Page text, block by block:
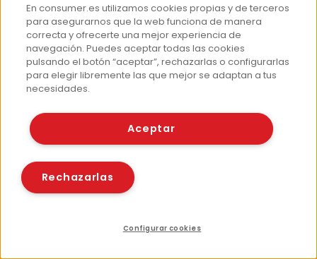
Hemeroteca
Contacto
Prensa
Corpus Lingüístico Consumer
© Fundación EROSKI
Políticas de cookies
En consumer.es utilizamos cookies propias y de terceros
para asegurarnos que la web funciona de manera
correcta y ofrecerte una mejor experiencia de
navegación. Puedes aceptar todas las cookies
pulsando el botón “aceptar”, rechazarlas o configurarlas
para elegir libremente las que mejor se adaptan a tus
necesidades.
Aceptar
Rechazarlas
Configurar cookies